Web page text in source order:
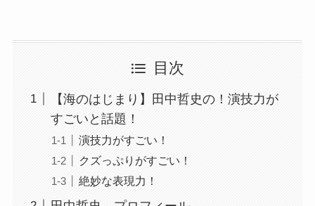
目次
【海のはじまり】田中哲史の！演技力が
すごいと話題！
演技力がすごい！
クズっぷりがすごい！
絶妙な表現力！